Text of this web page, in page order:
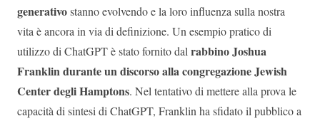
generativostanno evolvendo e la loro influenza sulla nostra
vita è ancora in via di definizione. Un esempio pratico di
utilizzo di ChatGPT è stato fornito dal rabbino Joshua
Franklin durante un discorso alla congregazione Jewish
Center degli Hamptons. Nel tentativo di mettere alla prova le
capacità di sintesi di ChatGPT, Franklin ha sfidato il pubblico a